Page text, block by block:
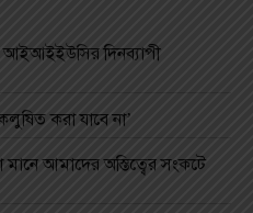
দিনব্যাপী
করা যাবে না’
মানে আমাদের অস্তিত্বের সংকটে